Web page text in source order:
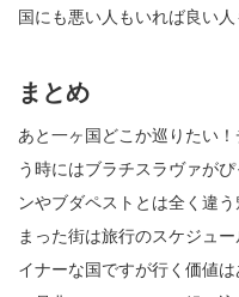
国にも悪い人もいれば良い人
まとめ
あと一ヶ国どこか巡りたい
う時にはブラチスラヴァが
ンやブダペストとは全く違
まった街は旅行のスケジュ
イナーな国ですが行く価値